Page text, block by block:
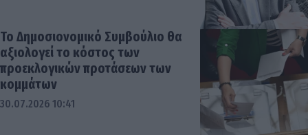
Το Δημοσιονομικό Συμβούλιο θα
αξιολογεί το κόστος των
προεκλογικών προτάσεων των
κομμάτων
30.07.2026 10:41